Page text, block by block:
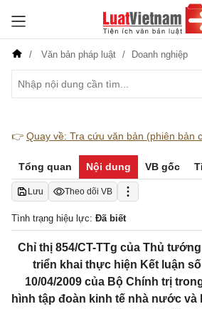
Văn bản pháp luật Doanh nghiệp
👉 Quay về: Tra cứu văn bản (phiên bản
Tổng quan Nội dung VB gốc
Lưu Theo dõi VB
Tình trạng hiệu lực: Đã biết
Chỉ thị 854/CT-TTg của Thủ
triển khai thực hiện Kết luận
10/04/2009 của Bộ Chính trị
hình tập đoàn kinh tế nhà nước và